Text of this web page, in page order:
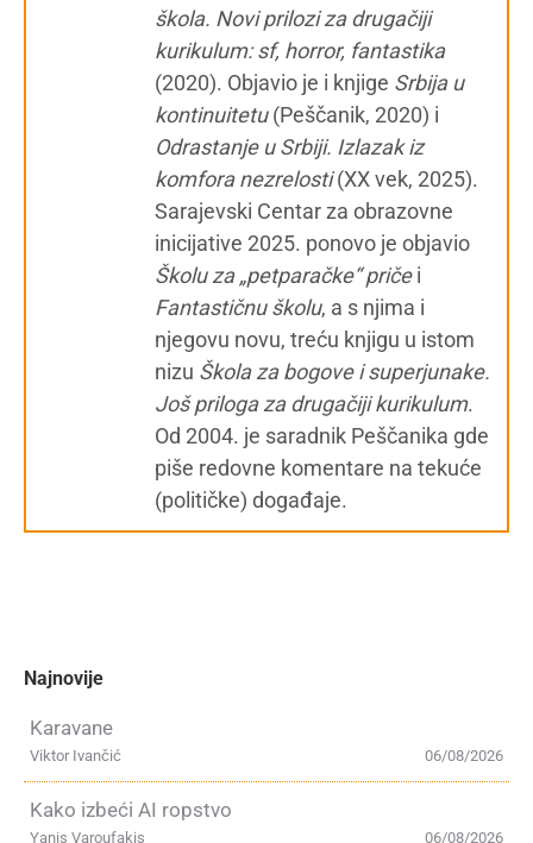
škola. Novi prilozi za drugačiji
kurikulum: sf, horror, fantastika
(2020). Objavio je i knjige Srbija u
kontinuitetu(Peščanik, 2020) i
Odrastanje u Srbiji. Izlazak iz
komfora nezrelosti(XX vek, 2025).
Sarajevski Centar za obrazovne
inicijative 2025. ponovo je objavio
Školu za „petparačke“ pričei
Fantastičnu školu, a s njima i
njegovu novu, treću knjigu u istom
nizu Škola za bogove i superjunake.
Još priloga za drugačiji kurikulum.
Od 2004. je saradnik Peščanika gde
piše redovne komentare na tekuće
(političke) događaje.
Najnovije
Karavane
06/08/2026
Viktor Ivančić
Kako izbeći AI ropstvo
06/08/2026
Yanis Varoufakis